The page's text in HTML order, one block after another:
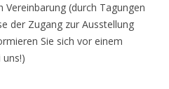
Vereinbarung (durch Tagungen
der Zugang zur Ausstellung
Sie sich vor einem